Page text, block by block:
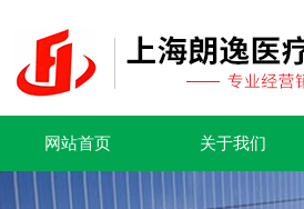
网站首页 关于我们